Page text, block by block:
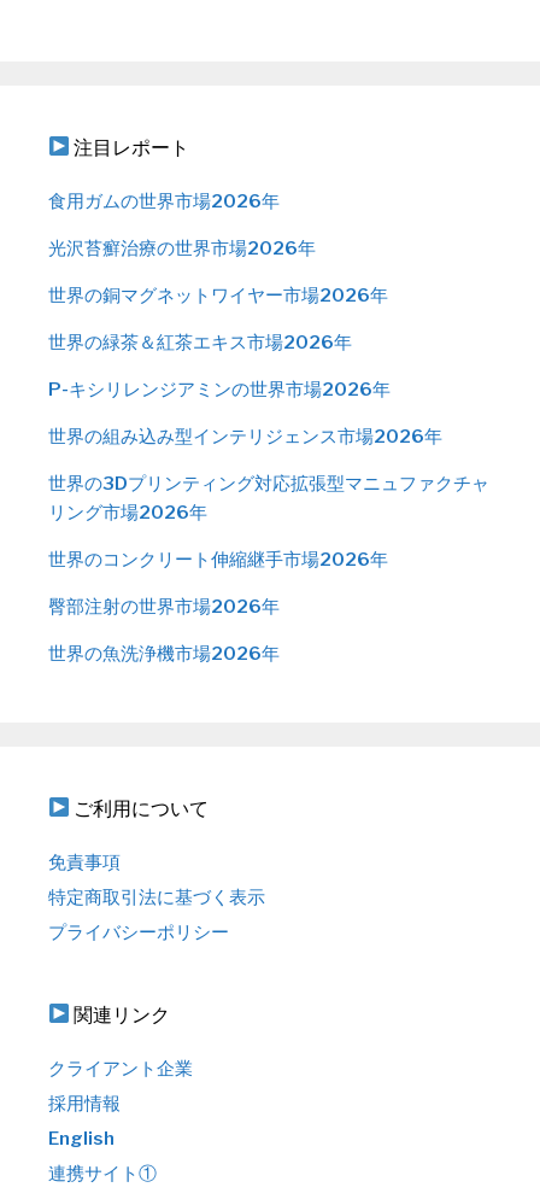
注目レポート
食用ガムの世界市場2026年
光沢苔癬治療の世界市場2026年
世界の銅マグネットワイヤー市場2026年
世界の緑茶＆紅茶エキス市場2026年
P-キシリレンジアミンの世界市場2026年
世界の組み込み型インテリジェンス市場2026年
世界の3Dプリンティング対応拡張型マニュファクチャ
リング市場2026年
世界のコンクリート伸縮継手市場2026年
臀部注射の世界市場2026年
世界の魚洗浄機市場2026年
ご利用について
免責事項
特定商取引法に基づく表示
プライバシーポリシー
関連リンク
クライアント企業
採用情報
English
連携サイト①